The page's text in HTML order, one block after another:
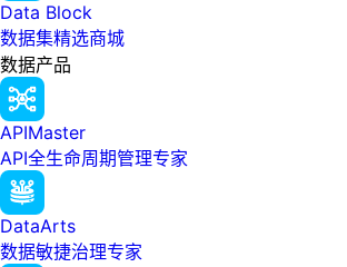
Data Block
数据集精选商城
数据产品
APIMaster
API全生命周期管理专家
DataArts
数据敏捷治理专家